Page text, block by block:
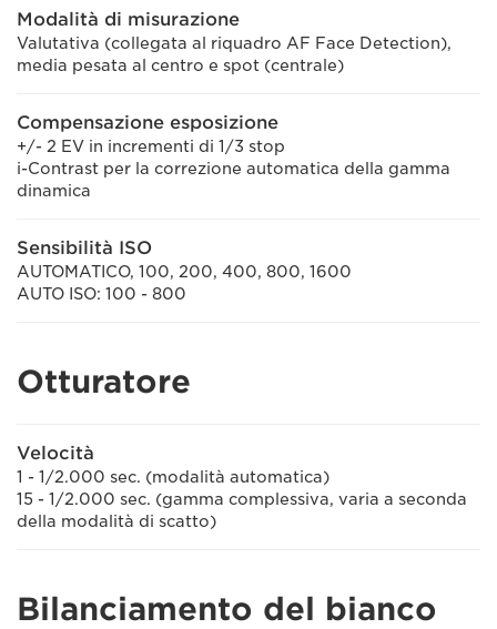
Modalità di misurazione
Valutativa (collegata al riquadro AF Face Detection),
media pesata al centro e spot (centrale)
Compensazione esposizione
+/- 2 EV in incrementi di 1/3 stop
i-Contrast per la correzione automatica della gamma
dinamica
Sensibilità ISO
AUTOMATICO, 100, 200, 400, 800, 1600
AUTO ISO: 100 - 800
Otturatore
Velocità
1 - 1/2.000 sec. (modalità automatica)
15 - 1/2.000 sec. (gamma complessiva, varia a seconda
della modalità di scatto)
Bilanciamento del bianco